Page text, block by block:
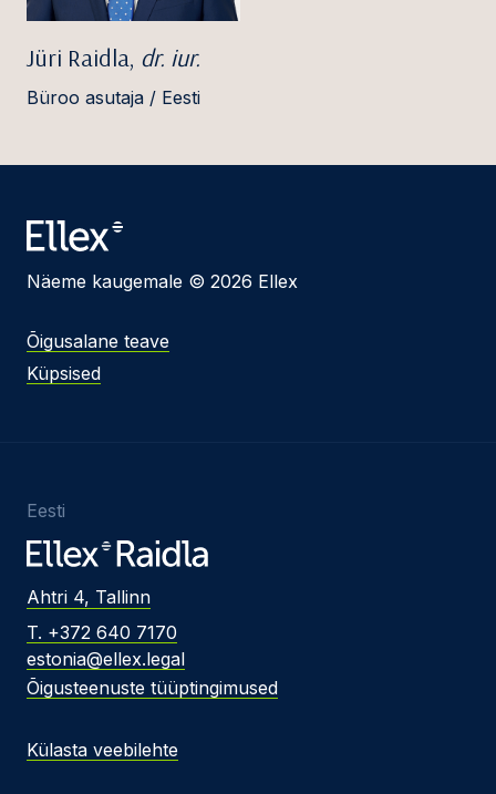
Jüri Raidla, dr. iur.
Büroo asutaja / Eesti
Näeme kaugemale © 2026 Ellex
Õigusalane teave
Küpsised
Eesti
Ahtri 4, Tallinn
T. +372 640 7170
estonia@ellex.legal
Õigusteenuste tüüptingimused
Külasta veebilehte